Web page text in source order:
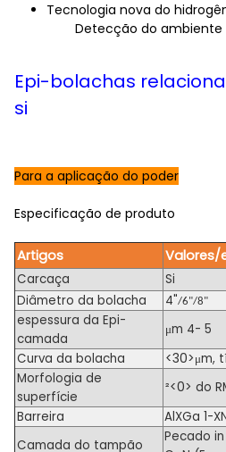
Tecnologia nova do
Detecção do ambiente
Epi-bolachas
si
Para a aplicação do poder
Especificação de produto
Artigos Valores/
Carcaça
Si
Diâmetro da bolacha
4"/6"/8"
espessura da Epi-
camada
μm 4- 5
Curva da bolacha
<30>μm,
Morfologia de
superfície
²<0> do
Barreira
AlXGa 1-
Camada do tampão
Pecado